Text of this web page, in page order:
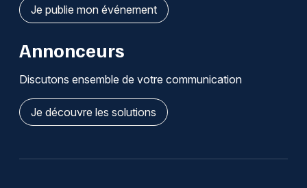
Je publie mon événement
Annonceurs
Discutons ensemble de votre communication
Je découvre les solutions